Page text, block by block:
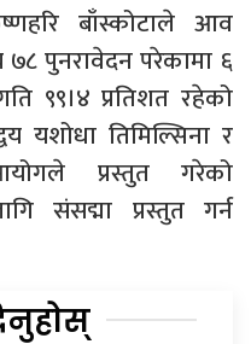
बाँस्कोटाले आव
पुनरावेदन परेकामा ६
९९।४ प्रतिशत रहेको
यशोधा तिमिल्सिना र
प्रस्तुत गरेको
संसद्मा प्रस्तुत गर्न